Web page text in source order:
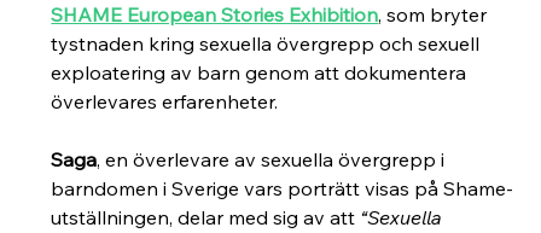
SHAME European Stories Exhibition, som bryter
tystnaden kring sexuella övergrepp och sexuell
exploatering av barn genom att dokumentera
överlevares erfarenheter.
Saga, en överlevare av sexuella övergrepp i
barndomen i Sverige vars porträtt visas på Shame-
utställningen, delar med sig av att “Sexuella